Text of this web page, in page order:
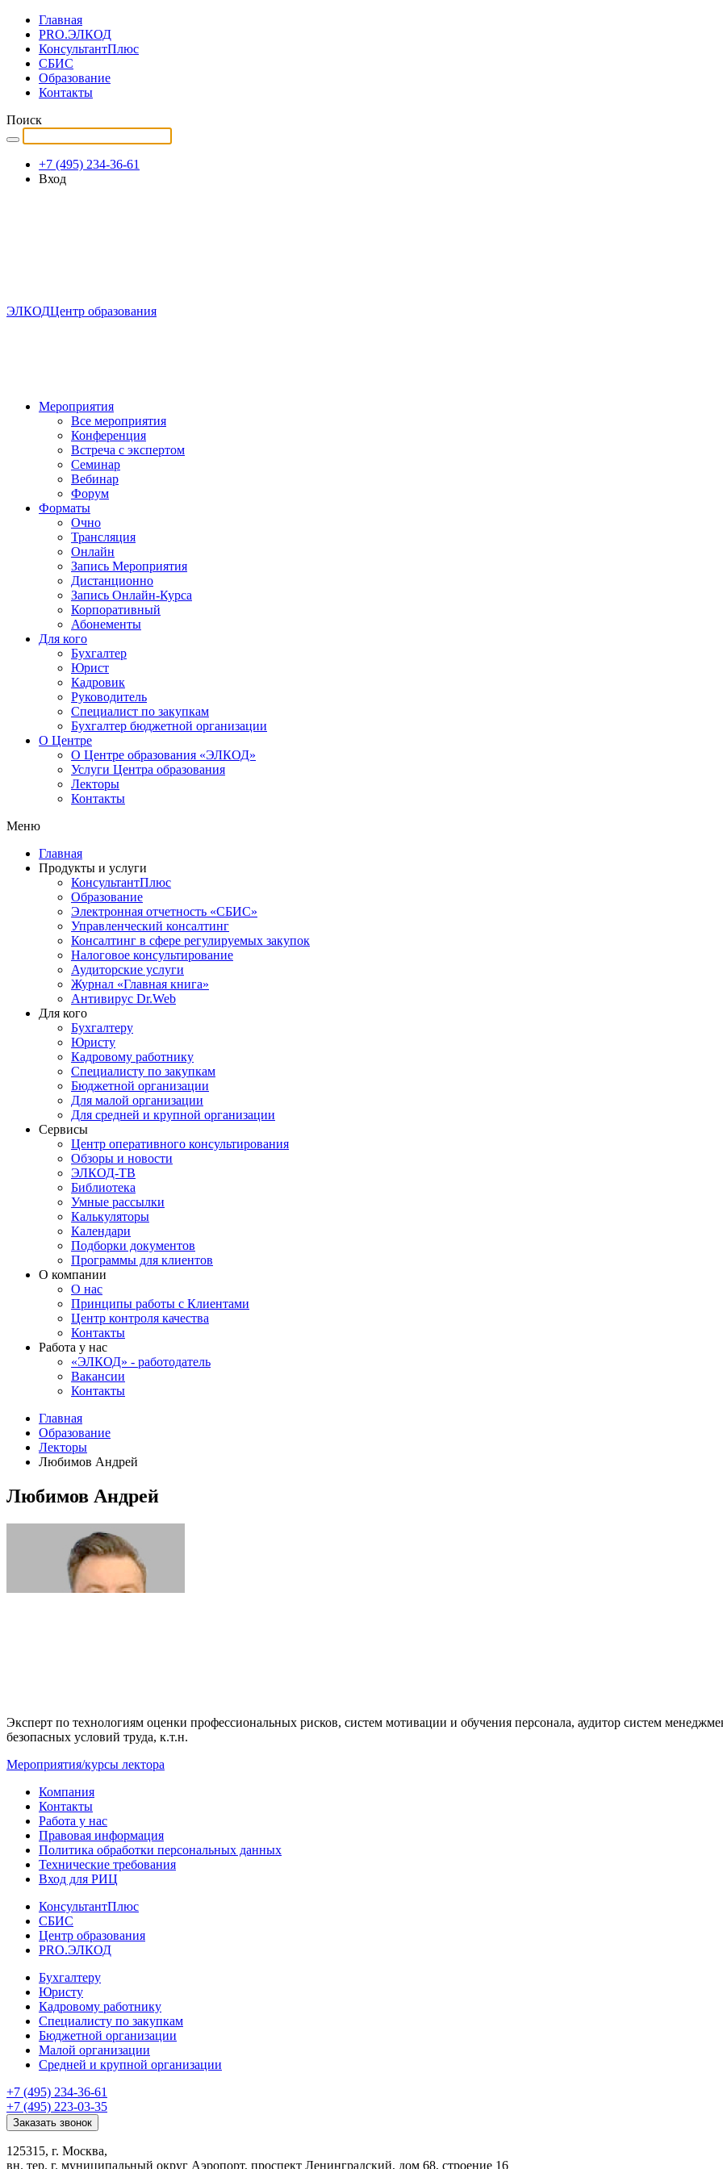
Главная
PRO.ЭЛКОД
КонсультантПлюс
СБИС
Образование
Контакты
Поиск
+7 (495) 234-36-61
Вход
ЭЛКОДЦентр образования
Мероприятия
Все мероприятия
Конференция
Встреча с экспертом
Семинар
Вебинар
Форум
Форматы
Очно
Трансляция
Онлайн
Запись Мероприятия
Дистанционно
Запись Онлайн-Курса
Корпоративный
Абонементы
Для кого
Бухгалтер
Юрист
Кадровик
Руководитель
Специалист по закупкам
Бухгалтер бюджетной организации
О Центре
О Центре образования «ЭЛКОД»
Услуги Центра образования
Лекторы
Контакты
Меню
Главная
Продукты и услуги
КонсультантПлюс
Образование
Электронная отчетность «СБИС»
Управленческий консалтинг
Консалтинг в сфере регулируемых закупок
Налоговое консультирование
Аудиторские услуги
Журнал «Главная книга»
Антивирус Dr.Web
Для кого
Бухгалтеру
Юристу
Кадровому работнику
Специалисту по закупкам
Бюджетной организации
Для малой организации
Для средней и крупной организации
Сервисы
Центр оперативного консультирования
Обзоры и новости
ЭЛКОД-ТВ
Библиотека
Умные рассылки
Калькуляторы
Календари
Подборки документов
Программы для клиентов
О компании
О нас
Принципы работы с Клиентами
Центр контроля качества
Контакты
Работа у нас
«ЭЛКОД» - работодатель
Вакансии
Контакты
Главная
Образование
Лекторы
Любимов Андрей
Любимов Андрей
Эксперт по технологиям оценки профессиональных рисков, систем мотивации и обучения персонала, аудитор систем
безопасных условий труда, к.т.н.
Мероприятия/курсы лектора
Компания
Контакты
Работа у нас
Правовая информация
Политика обработки персональных данных
Технические требования
Вход для РИЦ
КонсультантПлюс
СБИС
Центр образования
PRO.ЭЛКОД
Бухгалтеру
Юристу
Кадровому работнику
Специалисту по закупкам
Бюджетной организации
Малой организации
Средней и крупной организации
+7 (495) 234-36-61
+7 (495) 223-03-35
Заказать звонок
125315, г. Москва,
вн. тер. г. муниципальный округ Аэропорт, проспект Ленинградский, дом 68, строение 16